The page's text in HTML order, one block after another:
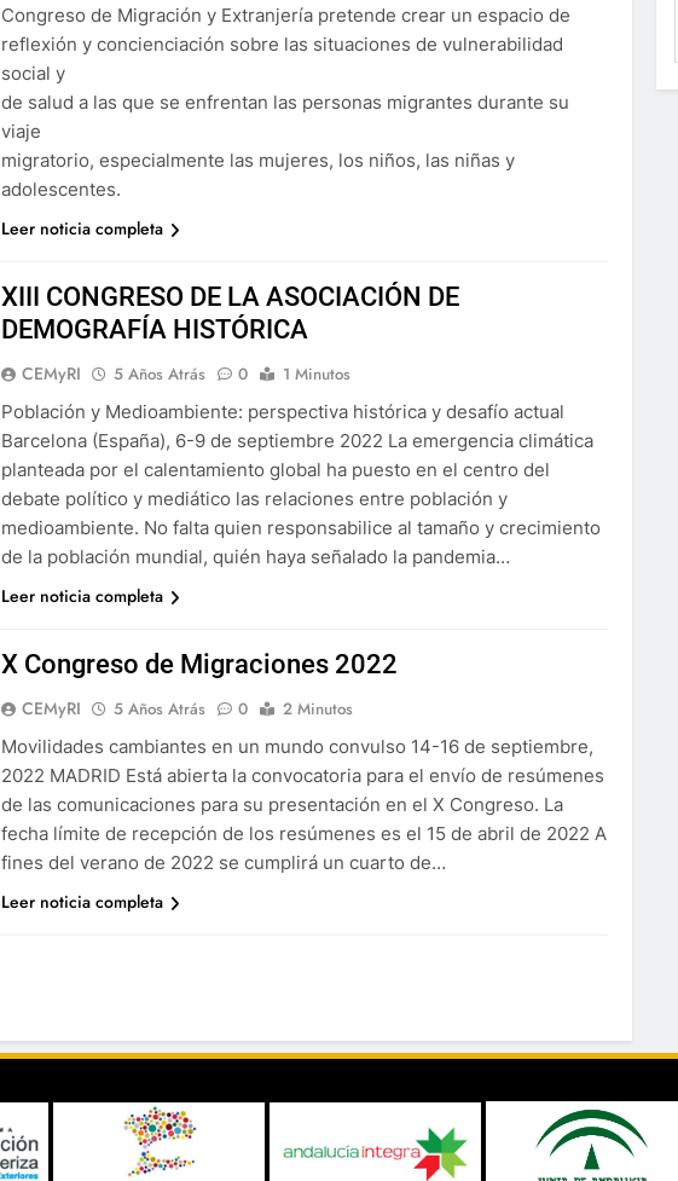
Congreso de Migración y Extranjería pretende crear un espacio de
reflexión y concienciación sobre las situaciones de vulnerabilidad
social y
de salud a las que se enfrentan las personas migrantes durante su
viaje
migratorio, especialmente las mujeres, los niños, las niñas y
adolescentes.
Leer noticia completa
XIII CONGRESO DE LA ASOCIACIÓN DE
DEMOGRAFÍA HISTÓRICA
CEMyRI 5 Años Atrás 0
1 Minutos
Población y Medioambiente: perspectiva histórica y desafío actual
Barcelona (España), 6-9 de septiembre 2022 La emergencia climática
planteada por el calentamiento global ha puesto en el centro del
debate político y mediático las relaciones entre población y
medioambiente. No falta quien responsabilice al tamaño y crecimiento
de la población mundial, quién haya señalado la pandemia…
Leer noticia completa
X Congreso de Migraciones 2022
CEMyRI 5 Años Atrás 0
2 Minutos
Movilidades cambiantes en un mundo convulso 14-16 de septiembre,
2022 MADRID Está abierta la convocatoria para el envío de resúmenes
de las comunicaciones para su presentación en el X Congreso. La
fecha límite de recepción de los resúmenes es el 15 de abril de 2022 A
fines del verano de 2022 se cumplirá un cuarto de…
Leer noticia completa